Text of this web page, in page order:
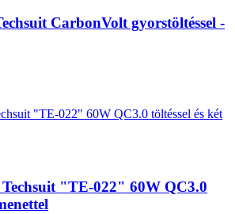
CarbonVolt gyorstöltéssel -
"TE-022" 60W QC3.0